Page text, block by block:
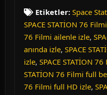
Etiketler: Space
SPACE STATİON 76
76 Filmi ailenle izle,
anında izle, SPACE
izle, SPACE STATİON
STATİON 76 Filmi full
76 Filmi full HD izle,